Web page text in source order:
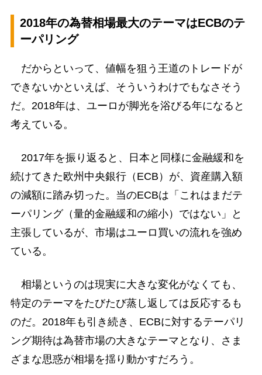
2018年の為替相場最大のテーマはECBのテ
ーパリング
だからといって、値幅を狙う王道のトレードが
できないかといえば、そういうわけでもなさそう
だ。2018年は、ユーロが脚光を浴びる年になると
考えている。
2017年を振り返ると、日本と同様に金融緩和を
続けてきた欧州中央銀行（ECB）が、資産購入額
の減額に踏み切った。当のECBは「これはまだテ
ーパリング（量的金融緩和の縮小）ではない」と
主張しているが、市場はユーロ買いの流れを強め
ている。
相場というのは現実に大きな変化がなくても、
特定のテーマをたびたび蒸し返しては反応するも
のだ。2018年も引き続き、ECBに対するテーパリ
ング期待は為替市場の大きなテーマとなり、さま
ざまな思惑が相場を揺り動かすだろう。